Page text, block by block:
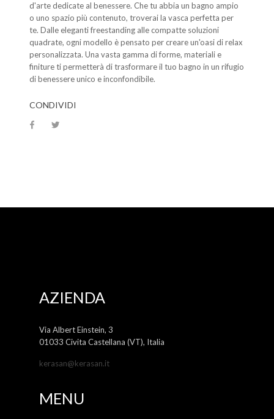
d'arte dedicate al benessere. Che tu abbia un bagno ampio
o uno spazio più contenuto, troverai la vasca perfetta per
te. Dalle eleganti freestanding alle compatte soluzioni
quadrate, ogni modello è pensato per creare un'oasi di relax
personalizzata. Una vasta gamma di forme, materiali e
finiture ti permetterà di trasformare il tuo bagno in un rifugio
di benessere unico e inconfondibile.
CONDIVIDI
AZIENDA
Via Albert Einstein, 3
01033 Civita Castellana (VT), Italia
kerasan@kerasan.it
MENU